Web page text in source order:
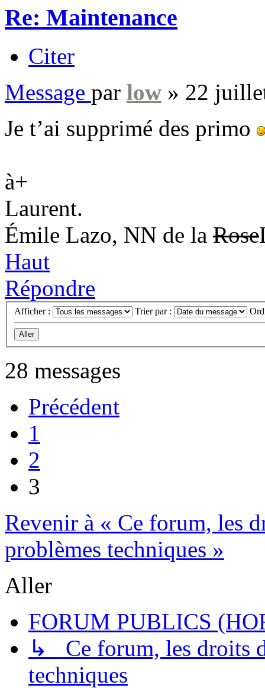
Re: Maintenance
Citer
Message par low » 22
Je t’ai supprimé des primo
à+
Laurent.
Émile Lazo, NN de la Rose
Haut
Répondre
Afficher : Trier par :
28 messages
Précédent
1
2
3
Revenir à « Ce forum, les
problèmes techniques »
Aller
FORUM PUBLICS
↳ Ce forum, les droits
techniques